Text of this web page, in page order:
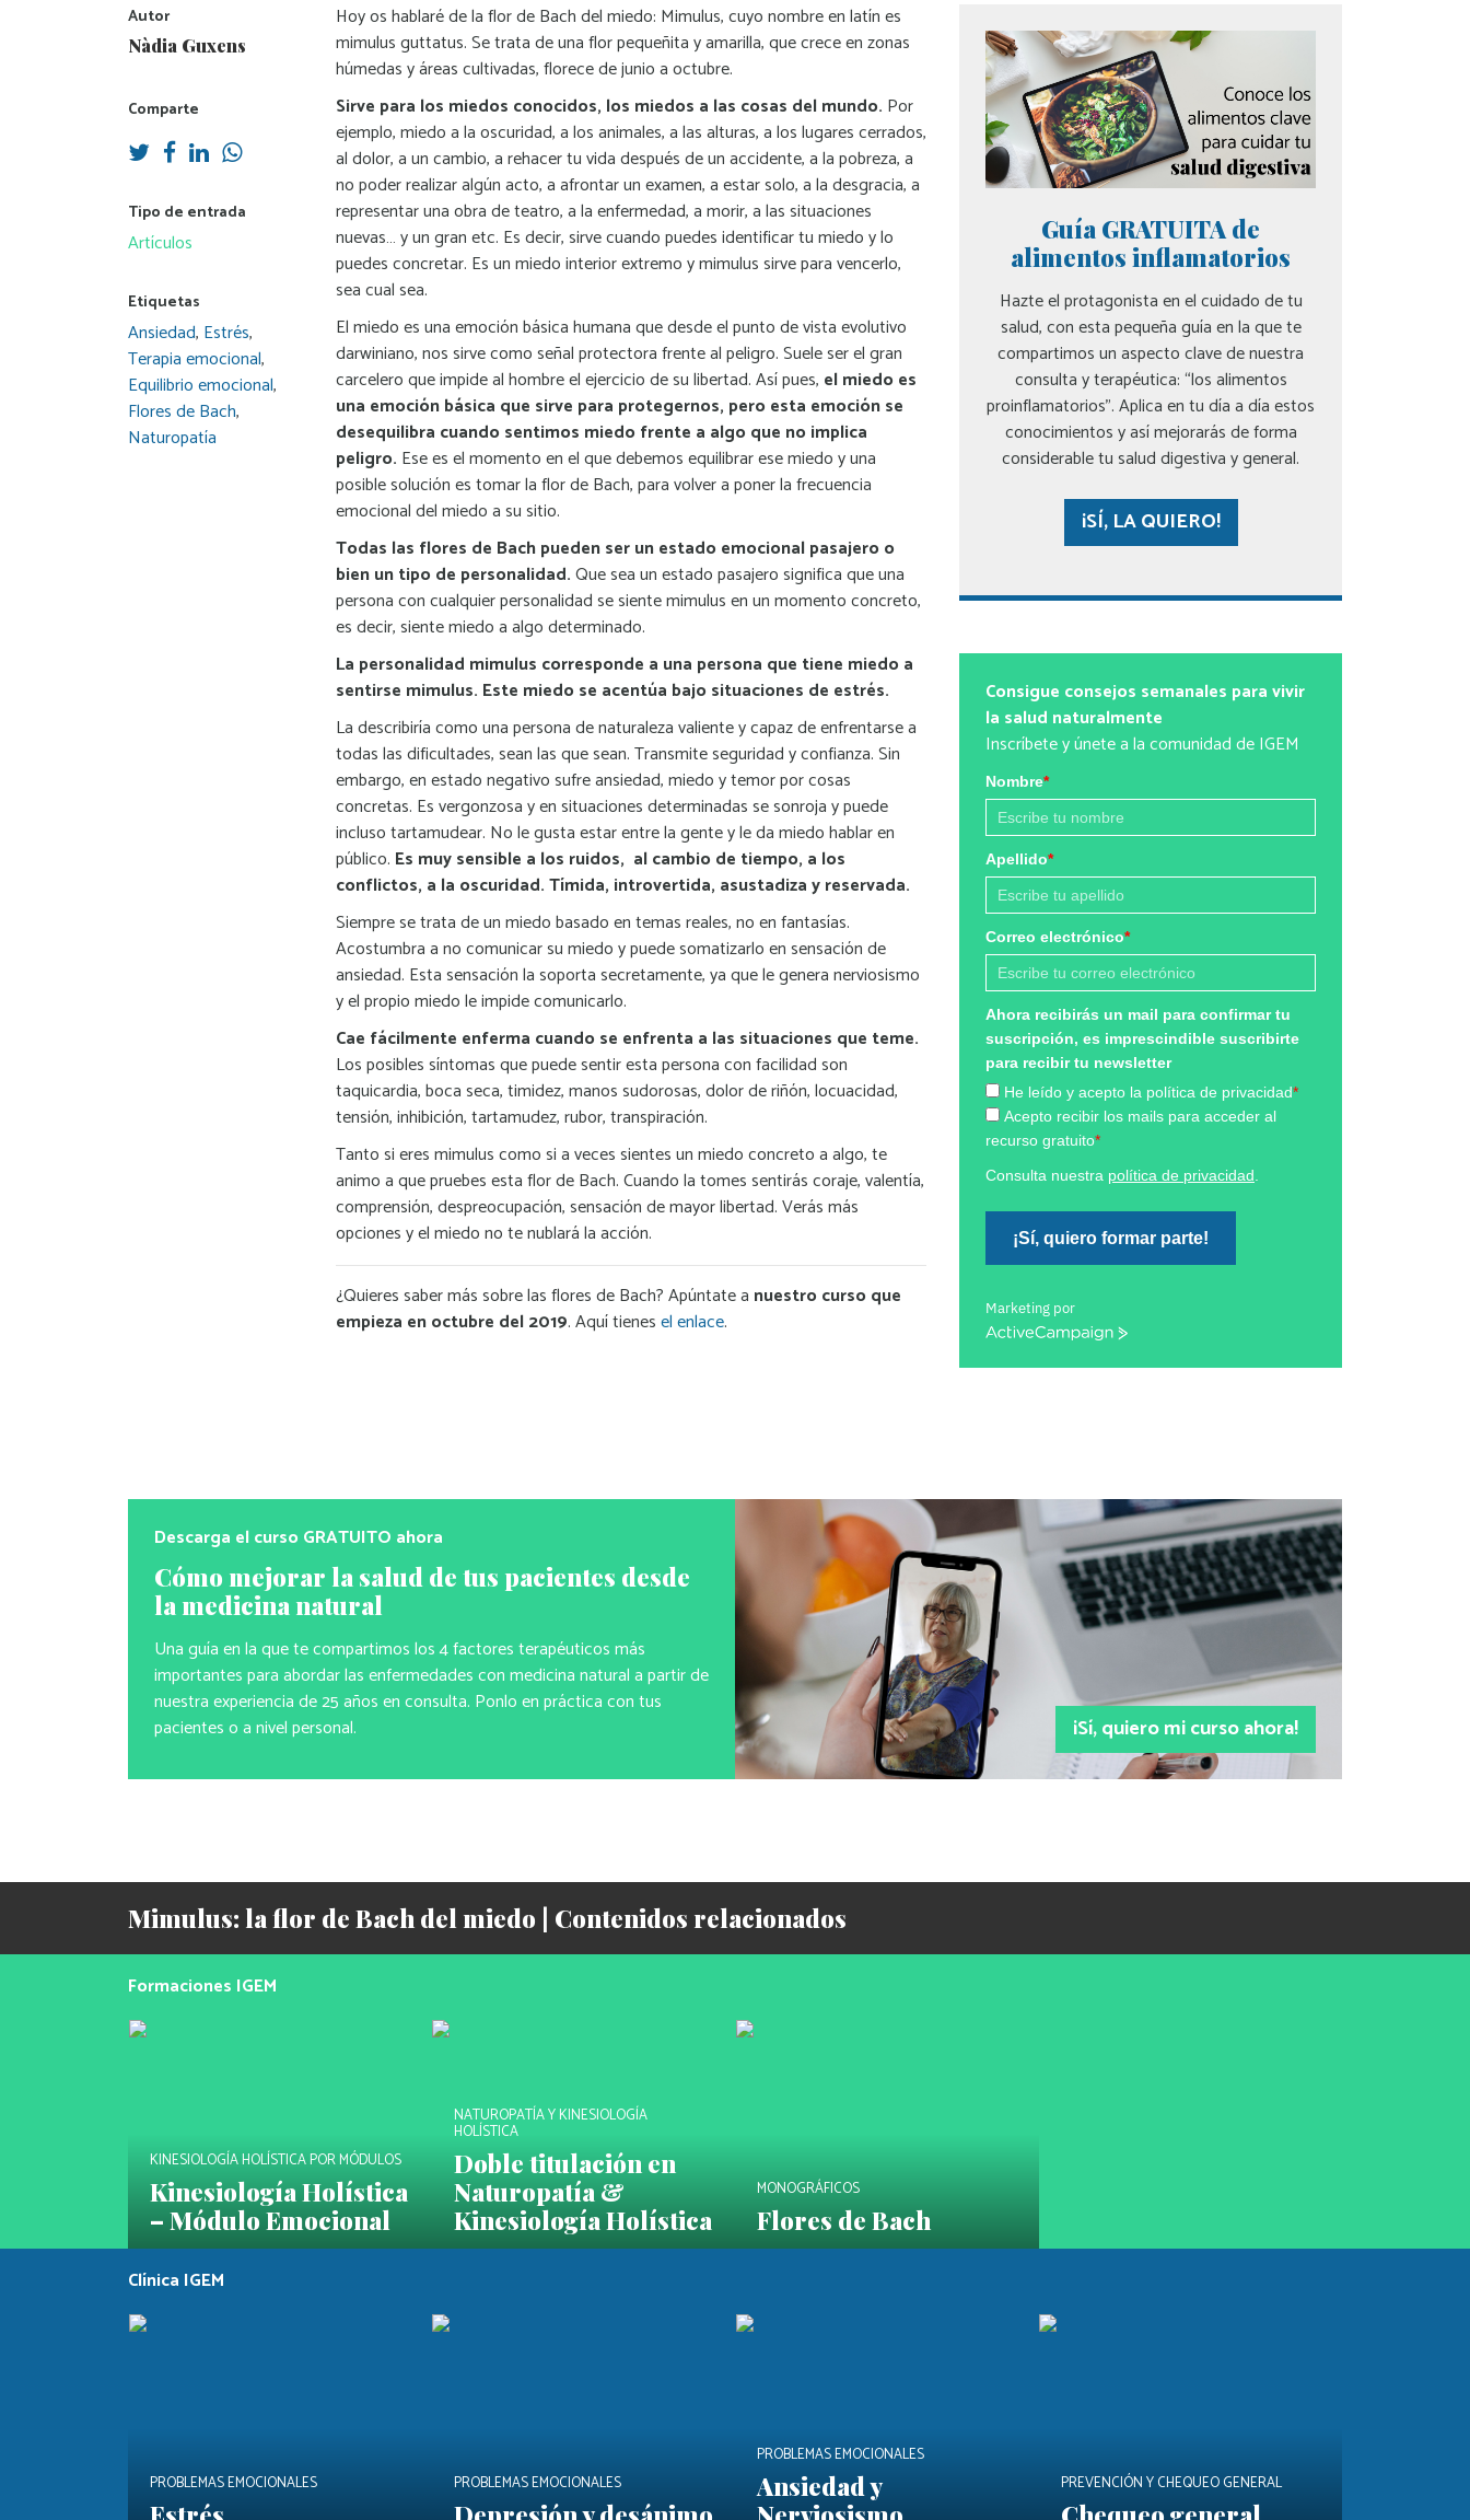
Autor
Nàdia Guxens
Comparte
Tipo de entrada
Artículos
Etiquetas
Ansiedad, Estrés,
Terapia emocional,
Equilibrio emocional,
Flores de Bach,
Naturopatía
Hoy os hablaré de la flor de Bach del miedo: Mimulus, cuyo nombre en latín es
mimulus guttatus. Se trata de una flor pequeñita y amarilla, que crece en zonas
húmedas y áreas cultivadas, florece de junio a octubre.
Sirve para los miedos conocidos, los miedos a las cosas del mundo. Por
ejemplo, miedo a la oscuridad, a los animales, a las alturas, a los lugares cerrados,
al dolor, a un cambio, a rehacer tu vida después de un accidente, a la pobreza, a
no poder realizar algún acto, a afrontar un examen, a estar solo, a la desgracia, a
representar una obra de teatro, a la enfermedad, a morir, a las situaciones
nuevas… y un gran etc. Es decir, sirve cuando puedes identificar tu miedo y lo
puedes concretar. Es un miedo interior extremo y mimulus sirve para vencerlo,
sea cual sea.
El miedo es una emoción básica humana que desde el punto de vista evolutivo
darwiniano, nos sirve como señal protectora frente al peligro. Suele ser el gran
carcelero que impide al hombre el ejercicio de su libertad. Así pues, el miedo es
una emoción básica que sirve para protegernos, pero esta emoción se
desequilibra cuando sentimos miedo frente a algo que no implica
peligro. Ese es el momento en el que debemos equilibrar ese miedo y una
posible solución es tomar la flor de Bach, para volver a poner la frecuencia
emocional del miedo a su sitio.
Todas las flores de Bach pueden ser un estado emocional pasajero o
bien un tipo de personalidad.Que sea un estado pasajero significa que una
persona con cualquier personalidad se siente mimulus en un momento concreto,
es decir, siente miedo a algo determinado.
La personalidad mimulus corresponde a una persona que tiene miedo a
sentirse mimulus. Este miedo se acentúa bajo situaciones de estrés.
La describiría como una persona de naturaleza valiente y capaz de enfrentarse a
todas las dificultades, sean las que sean. Transmite seguridad y confianza. Sin
embargo, en estado negativo sufre ansiedad, miedo y temor por cosas
concretas. Es vergonzosa y en situaciones determinadas se sonroja y puede
incluso tartamudear. No le gusta estar entre la gente y le da miedo hablar en
público. Es muy sensible a los ruidos, al cambio de tiempo, a los
conflictos, a la oscuridad. Tímida, introvertida, asustadiza y reservada.
Siempre se trata de un miedo basado en temas reales, no en fantasías.
Acostumbra a no comunicar su miedo y puede somatizarlo en sensación de
ansiedad. Esta sensación la soporta secretamente, ya que le genera nerviosismo
y el propio miedo le impide comunicarlo.
Cae fácilmente enferma cuando se enfrenta a las situaciones que teme.
Los posibles síntomas que puede sentir esta persona con facilidad son
taquicardia, boca seca, timidez, manos sudorosas, dolor de riñón, locuacidad,
tensión, inhibición, tartamudez, rubor, transpiración.
Tanto si eres mimulus como si a veces sientes un miedo concreto a algo, te
animo a que pruebes esta flor de Bach. Cuando la tomes sentirás coraje, valentía,
comprensión, despreocupación, sensación de mayor libertad. Verás más
opciones y el miedo no te nublará la acción.
¿Quieres saber más sobre las flores de Bach? Apúntate a nuestro curso que
empieza en octubre del 2019. Aquí tienesel enlace.
Guía GRATUITA de
alimentos inflamatorios
Hazte el protagonista en el cuidado de tu
salud, con esta pequeña guía en la que te
compartimos un aspecto clave de nuestra
consulta y terapéutica: “los alimentos
proinflamatorios”. Aplica en tu día a día estos
conocimientos y así mejorarás de forma
considerable tu salud digestiva y general.
¡SÍ, LA QUIERO!
Consigue consejos semanales para vivir
la salud naturalmente
Inscríbete y únete a la comunidad de IGEM
Nombre*
Apellido*
Correo electrónico*
Ahora recibirás un mail para confirmar tu
suscripción, es imprescindible suscribirte
para recibir tu newsletter
He leído y acepto la política de privacidad*
Acepto recibir los mails para acceder al
recurso gratuito*
Consulta nuestra política de privacidad
¡Sí, quiero formar parte!
Marketing por
ActiveCampaign
Descarga el curso GRATUITO ahora
Cómo mejorar la salud de tus pacientes desde
la medicina natural
Una guía en la que te compartimos los 4 factores terapéuticos más
importantes para abordar las enfermedades con medicina natural a partir de
nuestra experiencia de 25 años en consulta. Ponlo en práctica con tus
pacientes o a nivel personal.
¡Sí, quiero mi curso ahora!
Mimulus: la flor de Bach del miedo | Contenidos relacionados
Formaciones IGEM
KINESIOLOGÍA HOLÍSTICA POR MÓDULOS
Kinesiología Holística
– Módulo Emocional
NATUROPATÍA Y KINESIOLOGÍA
HOLÍSTICA
Doble titulación en
Naturopatía &
Kinesiología Holística
MONOGRÁFICOS
Flores de Bach
Clínica IGEM
PROBLEMAS EMOCIONALES PROBLEMAS EMOCIONALES
PROBLEMAS EMOCIONALES
Ansiedad y
PREVENCIÓN Y CHEQUEO GENERAL